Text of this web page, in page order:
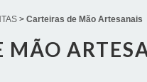
> Carteiras de Mão Artesanais
MÃO